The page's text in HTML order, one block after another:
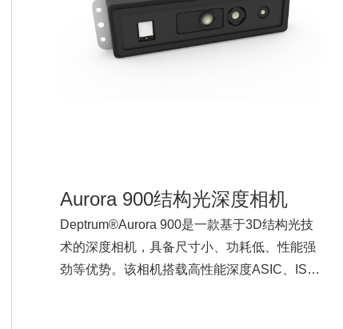
Aurora 900结构光深度相机
Deptrum®Aurora 900是一款基于3D结构光技
术的深度相机，具备尺寸小、功耗低、性能强
劲等优势。该相机搭载高性能深度ASIC、ISP